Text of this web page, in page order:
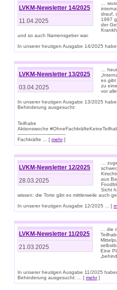
LVKM-Newsletter 14/2025
11.04.2025
…
drauf,
1997
der
und so auch Namensgeber war.
In unserer heutigen Ausgabe 14/2025
LVKM-Newsletter 13/2025
03.04.2025
…
es gibt
zu
vor
In unserer heutigen Ausgabe 13/2025
Behinderung ausgesucht:
Teilhabe
Aktionswoche
---------------------------------
Fachkräfte ... [ mehr]
LVKM-Newsletter 12/2025
28.03.2025
…
aus
Sicht
wissen: die Torte gibt es mittlerweile auch
In unserer heutigen Ausgabe 12/2025 ... [
LVKM-Newsletter 11/2025
21.03.2025
… die
Eine
In unserer heutigen Ausgabe 11/2025
Behinderung ausgesucht: ... [ mehr]